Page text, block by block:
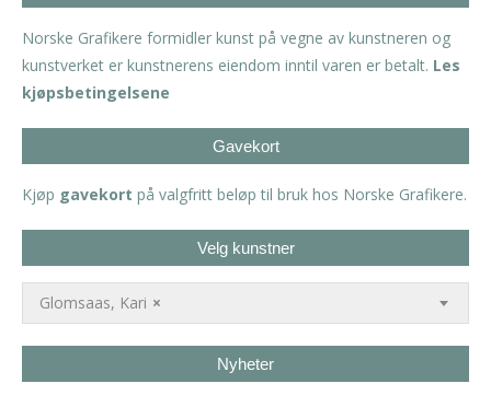
Norske Grafikere formidler kunst på vegne av kunstneren og
kunstverket er kunstnerens eiendom inntil varen er betalt. Les
kjøpsbetingelsene
Gavekort
Kjøp gavekort på valgfritt beløp til bruk hos Norske Grafikere.
Velg kunstner
×
Glomsaas, Kari
Nyheter